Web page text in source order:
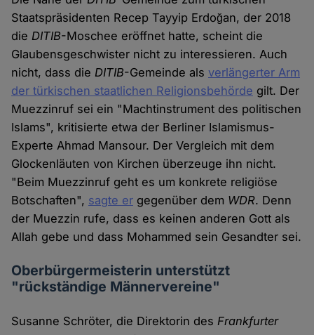
Staatspräsidenten Recep Tayyip Erdoğan, der 2018
dieDITIB-Moschee eröffnet hatte, scheint die
Glaubensgeschwister nicht zu interessieren. Auch
nicht, dass dieDITIB-Gemeinde alsverlängerter Arm
der türkischen staatlichen Religionsbehörde gilt. Der
Muezzinruf sei ein "Machtinstrument des politischen
Islams", kritisierte etwa der Berliner Islamismus-
Experte Ahmad Mansour. Der Vergleich mit dem
Glockenläuten von Kirchen überzeuge ihn nicht.
"Beim Muezzinruf geht es um konkrete religiöse
Botschaften", sagte er gegenüber dem WDR. Denn
der Muezzin rufe, dass es keinen anderen Gott als
Allah gebe und dass Mohammed sein Gesandter sei.
Oberbürgermeisterin unterstützt
"rückständige Männervereine"
Susanne Schröter, die Direktorin desFrankfurter